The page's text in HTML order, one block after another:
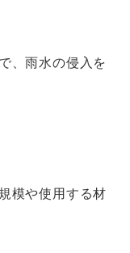
、雨水の侵入を
模や使用する材